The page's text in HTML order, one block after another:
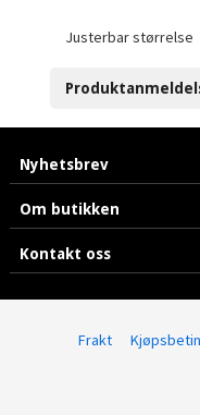
Justerbar størrelse
Nyhetsbrev
Om butikken
Kontakt oss
Frakt